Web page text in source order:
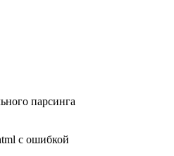
парсинга
с ошибкой